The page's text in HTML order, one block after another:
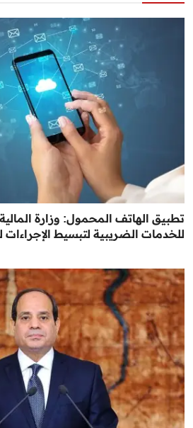
تطبيق الهاتف المحمول: وزارة
للخدمات الضريبية لتبسيط الإجراءات